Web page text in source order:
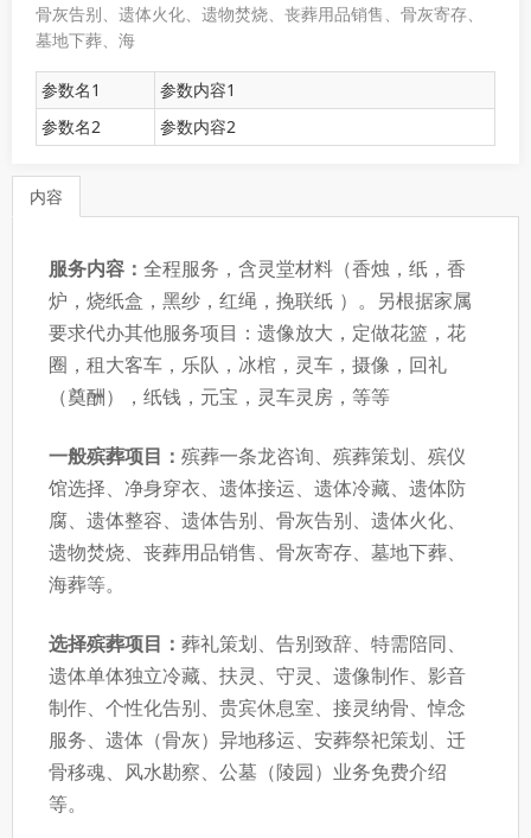
骨灰告别、遗体火化、遗物焚烧、丧葬用品销售、骨灰寄存、
墓地下葬、海
参数名1
参数内容1
参数名2
参数内容2
内容
服务内容： 全程服务，含灵堂材料（香烛，纸，香
炉，烧纸盒，黑纱，红绳，挽联纸 ）。另根据家属
要求代办其他服务项目：遗像放大，定做花篮，花
圈，租大客车，乐队，冰棺，灵车，摄像，回礼
（奠酬），纸钱，元宝，灵车灵房，等等
一般殡葬项目： 殡葬一条龙咨询、殡葬策划、殡仪
馆选择、净身穿衣、遗体接运、遗体冷藏、遗体防
腐、遗体整容、遗体告别、骨灰告别、遗体火化、
遗物焚烧、丧葬用品销售、骨灰寄存、墓地下葬、
海葬等。
选择殡葬项目： 葬礼策划、告别致辞、特需陪同、
遗体单体独立冷藏、扶灵、守灵、遗像制作、影音
制作、个性化告别、贵宾休息室、接灵纳骨、悼念
服务、遗体（骨灰）异地移运、安葬祭祀策划、迁
骨移魂、风水勘察、公墓（陵园）业务免费介绍
等。